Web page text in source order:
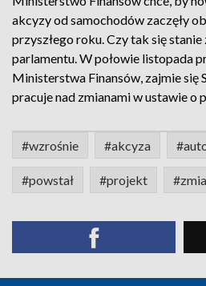
akcyzy od samochodów zaczęły
przyszłego roku. Czy tak się
parlamentu. W połowie listopada
Ministerstwa Finansów, zajmie się
pracuje nad zmianami w ustawie o
#wzrośnie #akcyza
#powstał #projekt